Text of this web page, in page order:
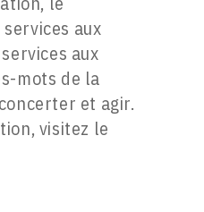
aux
aux
mots de la
et agir.
visitez le